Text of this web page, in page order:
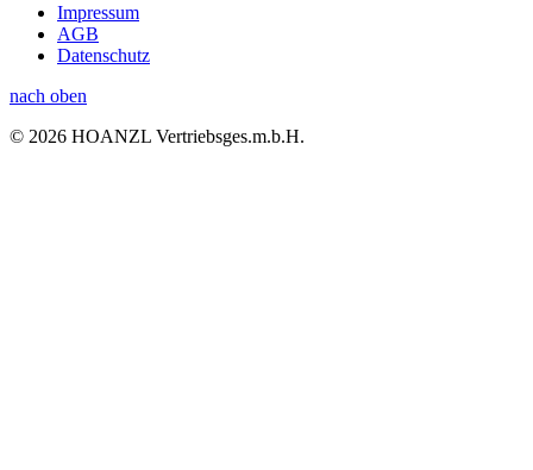
Impressum
AGB
Datenschutz
nach oben
© 2026 HOANZL Vertriebsges.m.b.H.